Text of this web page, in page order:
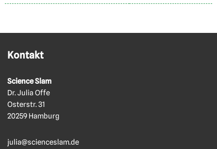
Kontakt
Science Slam
Dr. Julia Offe
Osterstr. 31
20259 Hamburg
julia@scienceslam.de